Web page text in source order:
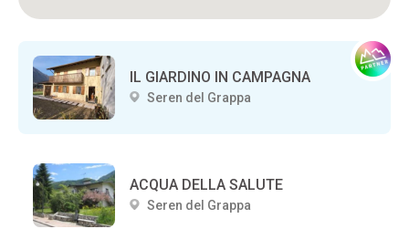
IL GIARDINO IN CAMPAGNA
Seren del Grappa
ACQUA DELLA SALUTE
Seren del Grappa